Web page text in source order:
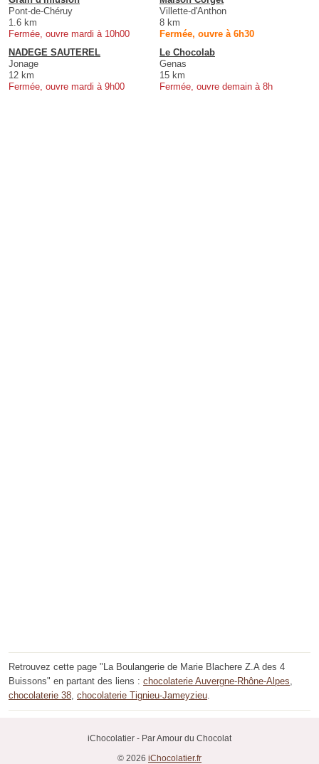
Pont-de-Chéruy
1.6 km
Fermée, ouvre mardi à 10h00
Villette-d'Anthon
8 km
Fermée, ouvre à 6h30
NADEGE SAUTEREL
Jonage
12 km
Fermée, ouvre mardi à 9h00
Le Chocolab
Genas
15 km
Fermée, ouvre demain à 8h
Retrouvez cette page "La Boulangerie de Marie Blachere Z.A des 4
Buissons" en partant des liens : chocolaterie Auvergne-Rhône-Alpes
chocolaterie 38 chocolaterie Tignieu-Jameyzieu
iChocolatier - Par Amour du Chocolat
© 2026 iChocolatier.fr